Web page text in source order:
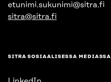
etunimi.sukunimi@sitra.fi
sitra@sitra.fi
SITRA SOSIAALISESSA MEDIASSA